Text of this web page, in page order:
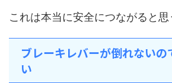
これは本当に安全につながると思
ブレーキレバーが倒れないの
い